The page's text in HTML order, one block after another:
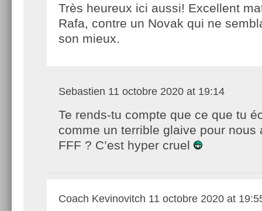
Très heureux ici aussi! Excellent
Rafa, contre un Novak qui ne
son mieux.
Sebastien 11 octobre 2020 at 19:14
Te rends-tu compte que ce que tu
comme un terrible glaive pour nous
FFF ? C’est hyper cruel
Coach Kevinovitch 11 octobre 2020 at